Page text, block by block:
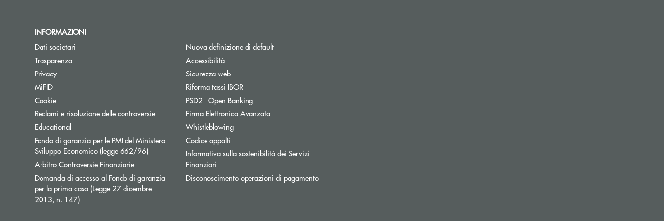
INFORMAZIONI
Dati societari
Trasparenza
PrivacyApre una nuova finestra
MiFID
Cookie
Reclami e risoluzione delle controversie
Educational
Fondo di garanzia per le PMI del Ministero
Sviluppo Economico (legge 662/96)Apre una nuova finestra
Arbitro Controversie FinanziarieApre una nuova finestra
Domanda di accesso al Fondo di garanzia
per la prima casa (Legge 27 dicembre
2013, n. 147)Apre una nuova finestra
Nuova definizione di default
Accessibilità
Sicurezza web
Riforma tassi IBORApre una nuova finestra
PSD2 - Open BankingApre una nuova finestra
Firma Elettronica AvanzataApre una nuova finestra
Whistleblowing
Codice appalti
Informativa sulla sostenibilità dei Servizi
Finanziari
Disconoscimento operazioni di pagamento